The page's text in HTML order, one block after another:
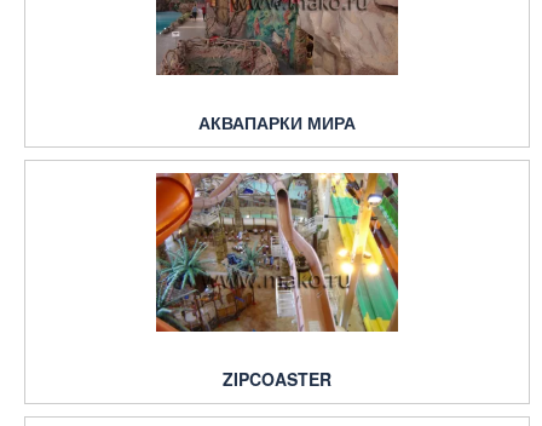
АКВАПАРКИ МИРА
ZIPCOASTER